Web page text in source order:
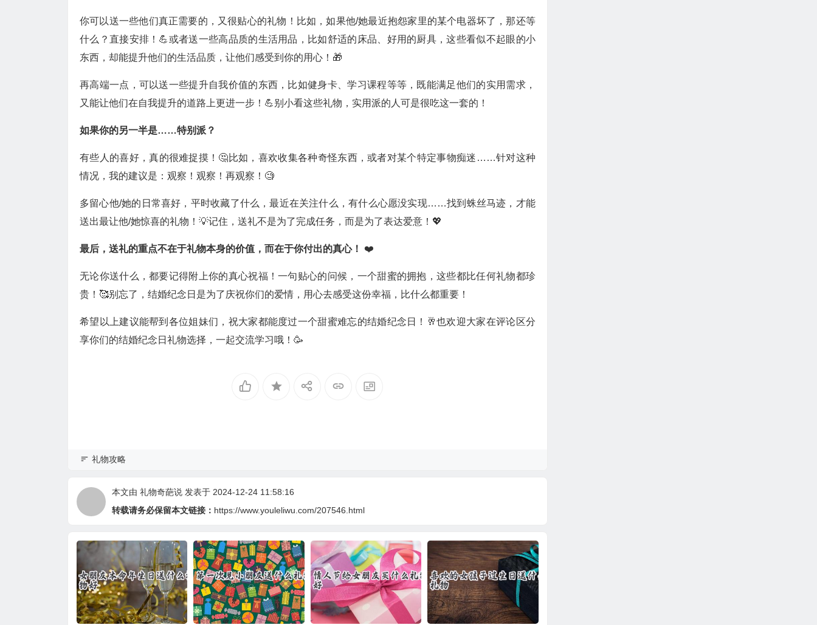
你可以送一些他们真正需要的，又很贴心的礼物！比如，如果他/她最近抱怨家里的某个电器坏了，那还等
什么？直接安排！💪或者送一些高品质的生活用品，比如舒适的床品、好用的厨具，这些看似不起眼的小
东西，却能提升他们的生活品质，让他们感受到你的用心！🎁
再高端一点，可以送一些提升自我价值的东西，比如健身卡、学习课程等等，既能满足他们的实用需求，
又能让他们在自我提升的道路上更进一步！💪别小看这些礼物，实用派的人可是很吃这一套的！
如果你的另一半是……特别派？
有些人的喜好，真的很难捉摸！🤔比如，喜欢收集各种奇怪东西，或者对某个特定事物痴迷……针对这种
情况，我的建议是：观察！观察！再观察！🧐
多留心他/她的日常喜好，平时收藏了什么，最近在关注什么，有什么心愿没实现……找到蛛丝马迹，才能
送出最让他/她惊喜的礼物！💡记住，送礼不是为了完成任务，而是为了表达爱意！💖
最后，送礼的重点不在于礼物本身的价值，而在于你付出的真心！ ❤️
无论你送什么，都要记得附上你的真心祝福！一句贴心的问候，一个甜蜜的拥抱，这些都比任何礼物都珍
贵！🥰别忘了，结婚纪念日是为了庆祝你们的爱情，用心去感受这份幸福，比什么都重要！
希望以上建议能帮到各位姐妹们，祝大家都能度过一个甜蜜难忘的结婚纪念日！🥂也欢迎大家在评论区分
享你们的结婚纪念日礼物选择，一起交流学习哦！🥳
礼物攻略
本文由 礼物奇葩说 发表于 2024-12-24 11:58:16
转载请务必保留本文链接： https://www.youleliwu.com/207546.html